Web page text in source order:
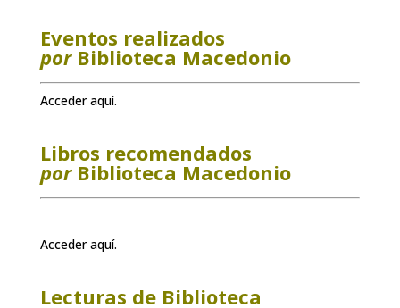
Eventos realizados
porBiblioteca Macedonio
Accederaquí.
Libros recomendados
porBiblioteca Macedonio
Accederaquí.
Lecturas de Biblioteca